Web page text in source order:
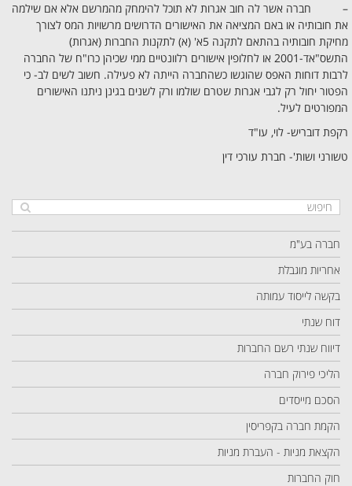
– חברה אשר לה חוב אגרות לא תוכל להימחק מהמרשם אלא אם שילמה
את חובותיה או באם המציאה את האישורים הדרושים מרשויות המס לצורך
מחיקת חובותיה בהתאם לתקנה 5א' (א) לתקנות החברות (אגרות)
התשס"אד-2001 או לחלופין אישורים רלוונטיים ממי שכיהן כרו"ח של החברה
לרבות דוחות האפס שהוגשו כשהחברה הייתה לא פעילה. חשוב לשים לב- כי
הפטור יחול רק לגבי אגרות שטרם שולמו ורק לשנים בגינן ניתנו האישורים
המפורטים לעיל.
רקפת דובריש- לוי, עו"ד
טשורני ושות'- חברת עורכי דין
חברה בע"מ
אחריות מוגבלת
בקשה לייסוד עמותה
דוח שנתי
דיווח שנתי רשם החברות
הליכי פירוק חברה
הסכם מייסדים
הקמת חברה בקפריסין
הקצאת מניות - העברת מניות
חוק החברות